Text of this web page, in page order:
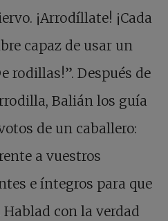
¡Arrodíllate! ¡Cada
capaz de usar un
rodillas!”. Después de
Balián los guía
de un caballero:
a vuestros
e íntegros para que
con la verdad